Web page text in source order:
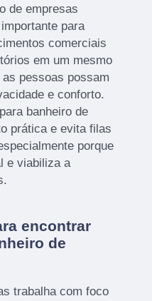
de empresas
para
comerciais
em um mesmo
pessoas possam
e conforto.
banheiro de
prática e evita filas
porque
e viabiliza a
encontrar
de
trabalha com foco